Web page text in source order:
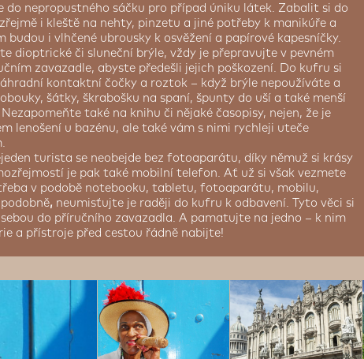
do nepropustného sáčku pro případ úniku látek. Zabalit si do
i kleště na nehty, pinzetu a jiné potřeby k manikúře a
budou i vlhčené ubrousky k osvěžení a papírové kapesníčky.
dioptrické či sluneční brýle, vždy je přepravujte v pevném
zavazadle, abyste předešli jejich poškození. Do kufru si
kontaktní čočky a roztok – když brýle nepoužíváte a
šátky, škrabošku na spaní, špunty do uší a také menší
také na knihu či nějaké časopisy, nejen, že je
lenošení u bazénu, ale také vám s nimi rychleji uteče
turista se neobejde bez fotoaparátu, díky němuž si krásy
je pak také mobilní telefon. Ať už si však vezmete
v podobě notebooku, tabletu, fotoaparátu, mobilu,
, neumisťujte je raději do kufru k odbavení. Tyto věci si
do příručního zavazadla. A pamatujte na jedno – k nim
a přístroje před cestou řádně nabijte!